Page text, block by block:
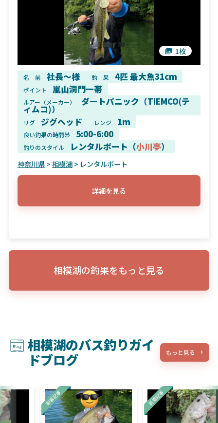
1枚
名 前 社長〜様 釣 果 4匹 最大魚31cm
ポイント 嵐山洞門一帯
ルアー（メーカー） ダートパニック（TIEMCO(テ
ィムコ)）
リグ ジグヘッド レンジ 1m
良い釣果の時間帯 5:00-6:00
釣りのスタイル レンタルボート（小川亭）
神奈川県>相模湖> レンタルボート
詳細を見る
相模湖の釣果をもっと見る
相模湖のバス釣りガイ
ドブログ
もっと見る